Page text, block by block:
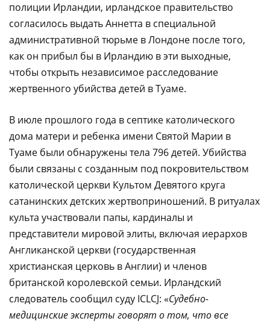
полиции Ирландии, ирландское правительство
согласилось выдать Аннетта в специальной
административной тюрьме в Лондоне после того,
как он прибыл бы в Ирландию в эти выходные,
чтобы открыть независимое расследование
жертвенного убийства детей в Туаме.
В июле прошлого года в септике католического
дома матери и ребенка имени Святой Марии в
Туаме были обнаружены тела 796 детей. Убийства
были связаны с созданным под покровительством
католической церкви Культом Девятого круга
сатанинских детских жертвоприношений. В ритуалах
культа участвовали папы, кардиналы и
представители мировой элиты, включая иерархов
Англиканской церкви (государственная
христианская церковь в Англии) и членов
британской королевской семьи. Ирландский
следователь сообщил суду ICLCJ: «Судебно-
медицинские эксперты говорят о том, что все